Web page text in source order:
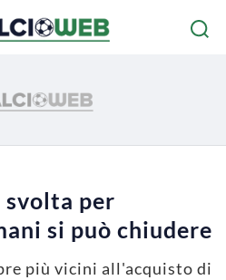
per
si può chiudere
più vicini all'acquisto di